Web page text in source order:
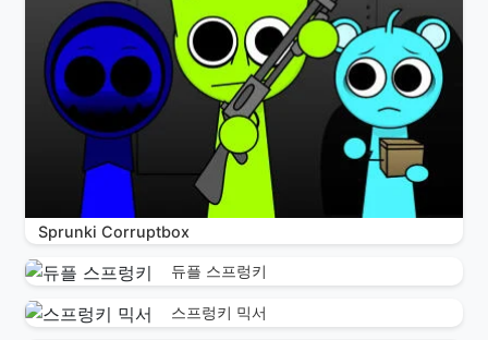
Sprunki Corruptbox
듀플 스프렁키
스프렁키 믹서